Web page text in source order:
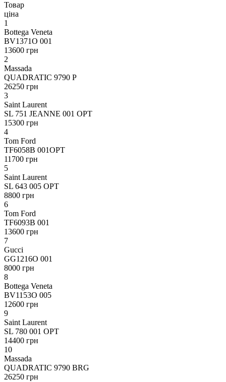
Товар
ціна
1
Bottega Veneta
BV1371O 001
13600 грн
2
Massada
QUADRATIC 9790 P
26250 грн
3
Saint Laurent
SL 751 JEANNE 001 OPT
15300 грн
4
Tom Ford
TF6058B 001OPT
11700 грн
5
Saint Laurent
SL 643 005 OPT
8800 грн
6
Tom Ford
TF6093B 001
13600 грн
7
Gucci
GG1216O 001
8000 грн
8
Bottega Veneta
BV1153O 005
12600 грн
9
Saint Laurent
SL 780 001 OPT
14400 грн
10
Massada
QUADRATIC 9790 BRG
26250 грн